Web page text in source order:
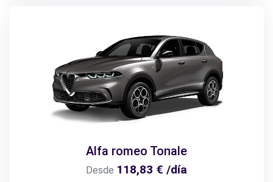
Alfa romeo Tonale
Desde 118,83 € /día